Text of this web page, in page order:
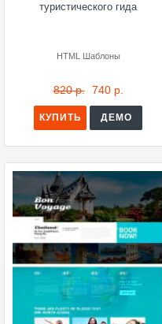
туристического гида
HTML Шаблоны
820 р. 740 р.
КУПИТЬ ДЕМО